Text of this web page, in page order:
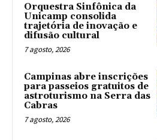
Orquestra Sinfônica da
Unicamp consolida
trajetória de inovação e
difusão cultural
7 agosto, 2026
Campinas abre inscrições
para passeios gratuitos de
astroturismo na Serra das
Cabras
7 agosto, 2026